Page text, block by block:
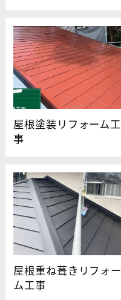
屋根塗装リフォーム工
事
屋根重ね葺きリフォー
ム工事